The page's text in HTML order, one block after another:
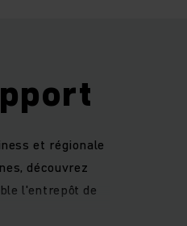
et régionale
découvrez
l'entrepôt de